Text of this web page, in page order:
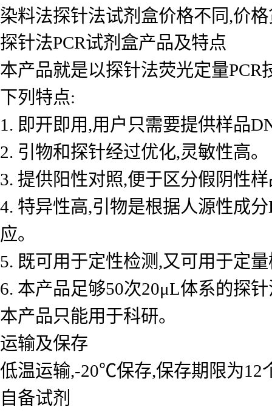
染料法探针法试剂盒价格不同,价
探针法PCR试剂盒产品及特点
本产品就是以探针法荧光定量
下列特点:
1. 即开即用,用户只需要提供样品
2. 引物和探针经过优化,灵敏性高。
3. 提供阳性对照,便于区分假阴性
4. 特异性高,引物是根据人源性成
应。
5. 既可用于定性检测,又可用于定
6. 本产品足够50次20μL体系的探
本产品只能用于科研。
运输及保存
低温运输,-20℃保存,保存期限为12
自备试剂